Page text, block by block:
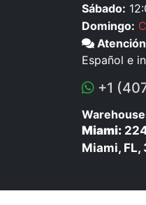
Sábado:
Domingo:
Español e
+1
Miami:
Miami, FL,